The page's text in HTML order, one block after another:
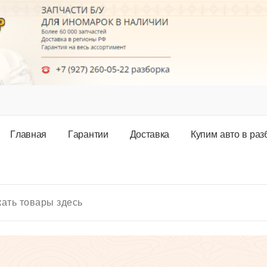
Главная Гарантии Доставка Купим авто в раз